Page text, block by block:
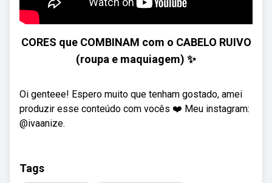
CORES que COMBINAM com o CABELO RUIVO
(roupa e maquiagem) ✨
Oi genteee! Espero muito que tenham gostado, amei
produzir esse conteúdo com vocês ❤️ Meu instagram:
@ivaanize.
Tags